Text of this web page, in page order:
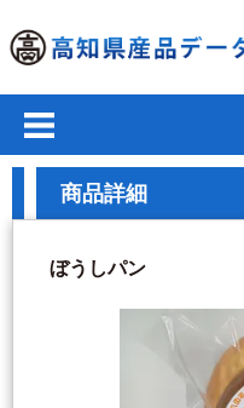
商品詳細
ぼうしパン